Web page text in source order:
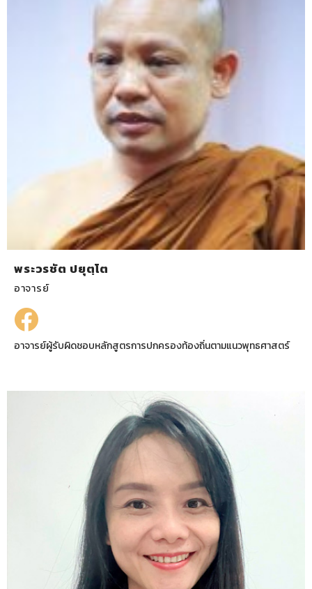
พระวรชัต ปยุตฺโต
อาจารย์
อาจารย์ผู้รับผิดชอบหลักสูตรการปกครองท้องถิ่นตามแนวพุทธศาสตร์